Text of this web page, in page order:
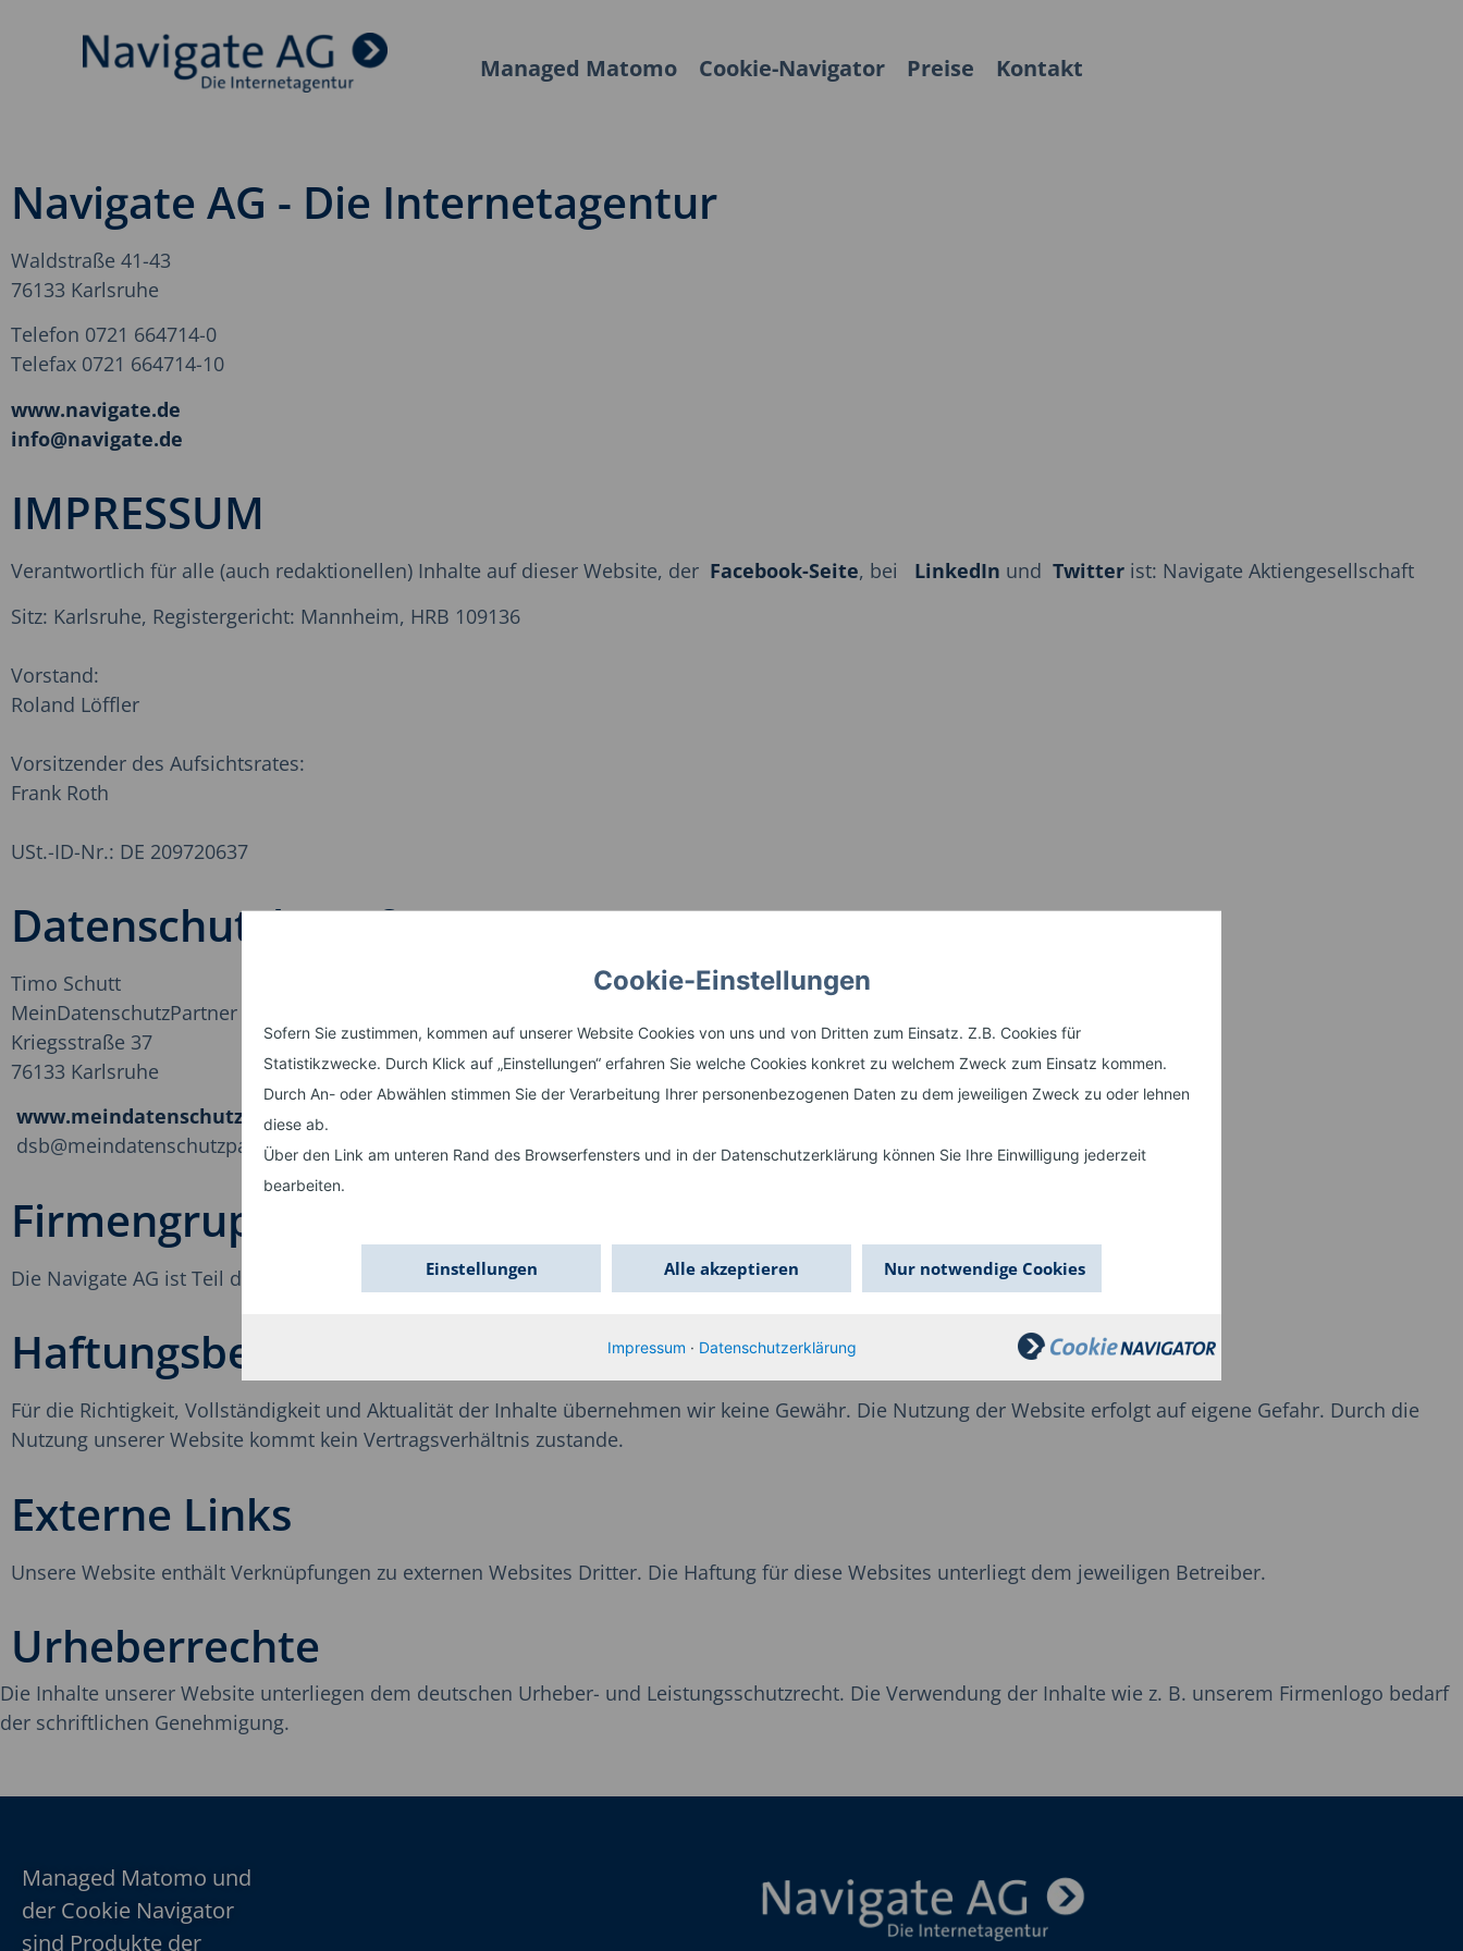
Cookie-Einstellungen
Sofern Sie zustimmen, kommen auf unserer Website Cookies von uns und von Dritten zum Einsatz. Z.B. Cookies für
Statistikzwecke. Durch Klick auf „Einstellungen“ erfahren Sie welche Cookies konkret zu welchem Zweck zum Einsatz kommen.
Durch An- oder Abwählen stimmen Sie der Verarbeitung Ihrer personenbezogenen Daten zu dem jeweiligen Zweck zu oder lehnen
diese ab.
Über den Link am unteren Rand des Browserfensters und in der Datenschutzerklärung können Sie Ihre Einwilligung jederzeit
bearbeiten.
Einstellungen Alle akzeptieren Nur notwendige Cookies
Impressum · Datenschutzerklärung
Managed Matomo Cookie-Navigator Preise Kontakt
Navigate AG - Die Internetagentur
Waldstraße 41-43
76133 Karlsruhe
Telefon 0721 664714-0
Telefax 0721 664714-10
www.navigate.de
info@navigate.de
IMPRESSUM
Verantwortlich für alle (auch redaktionellen) Inhalte auf dieser Website, der Facebook-Seite, bei LinkedIn und Twitter ist: Navigate Aktiengesellschaft
Sitz: Karlsruhe, Registergericht: Mannheim, HRB 109136
Vorstand:
Roland Löffler
Vorsitzender des Aufsichtsrates:
Frank Roth
USt.-ID-Nr.: DE 209720637
Datenschutzbeauftragter
Timo Schutt
MeinDatenschutzPartner GbR
Kriegsstraße 37
76133 Karlsruhe
www.meindatenschutzpartner.de
dsb@meindatenschutzpartner.de
Firmengruppe
Die Navigate AG ist Teil der AppSphere Group.
Haftungsbeschränkung
Für die Richtigkeit, Vollständigkeit und Aktualität der Inhalte übernehmen wir keine Gewähr. Die Nutzung der Website erfolgt auf eigene Gefahr. Durch die
Nutzung unserer Website kommt kein Vertragsverhältnis zustande.
Externe Links
Unsere Website enthält Verknüpfungen zu externen Websites Dritter. Die Haftung für diese Websites unterliegt dem jeweiligen Betreiber.
Urheberrechte
Die Inhalte unserer Website unterliegen dem deutschen Urheber- und Leistungsschutzrecht. Die Verwendung der Inhalte wie z. B. unserem Firmenlogo bedarf
der schriftlichen Genehmigung.
Managed Matomo und
der Cookie Navigator
sind Produkte der